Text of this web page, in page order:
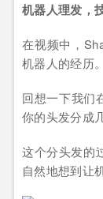
机器人理发，
在视频中，
机器人的经历。
回想一下我们
你的头发分成
这个分头发的
自然地想到让